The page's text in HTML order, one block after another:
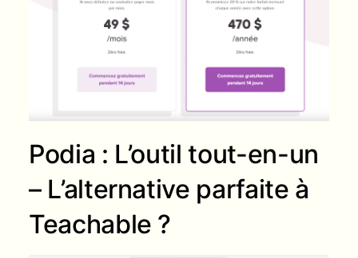
Podia : L’outil tout-en-un
– L’alternative parfaite à
Teachable ?